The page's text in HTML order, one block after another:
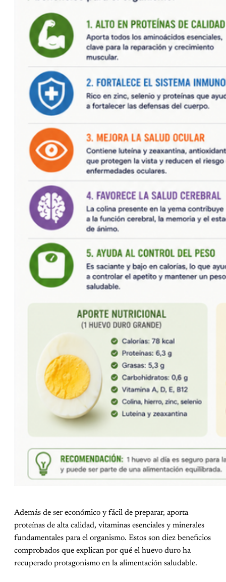
Además de ser económico y fácil de preparar, aporta
proteínas de alta calidad, vitaminas esenciales y minerales
fundamentales para el organismo. Estos son diez beneficios
comprobados que explican por qué el huevo duro ha
recuperado protagonismo en la alimentación saludable.